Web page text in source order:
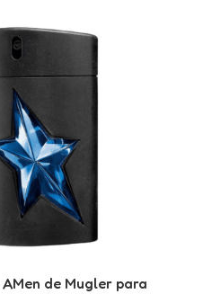
de Mugler para